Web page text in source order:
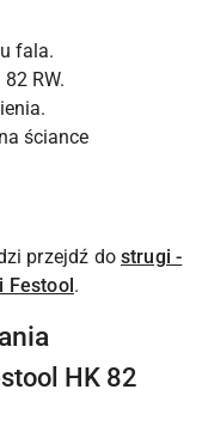
fala.
RW.
ściance
przejdź do strugi -
Festool.
HK 82